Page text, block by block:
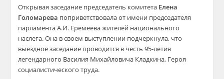
Открывая заседание председатель комитета Елена
Голомарева поприветствовала от имени председателя
парламента А.И. Еремеева жителей национального
наслега. Она в своем выступлении подчеркнула, что
выездное заседание проводится в честь 95-летия
легендарного Василия Михайловича Кладкина, Героя
социалистического труда.